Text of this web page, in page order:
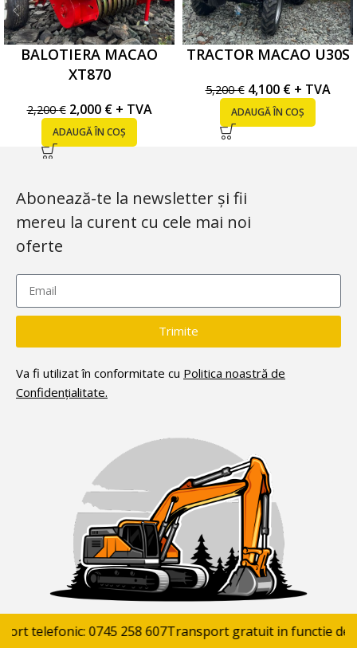
BALOTIERA MACAO
XT870
2,200€ 2,000 € + TVA
ADAUGĂ ÎN COȘ
TRACTOR MACAO U30S
5,200€ 4,100 € + TVA
ADAUGĂ ÎN COȘ
Abonează-te la newsletter și fii
mereu la curent cu cele mai noi
oferte
Trimite
Va fi utilizat în conformitate cu Politica noastră de
Confidențialitate.
telefonic: 0745 258 607Transport gratuit in functie de